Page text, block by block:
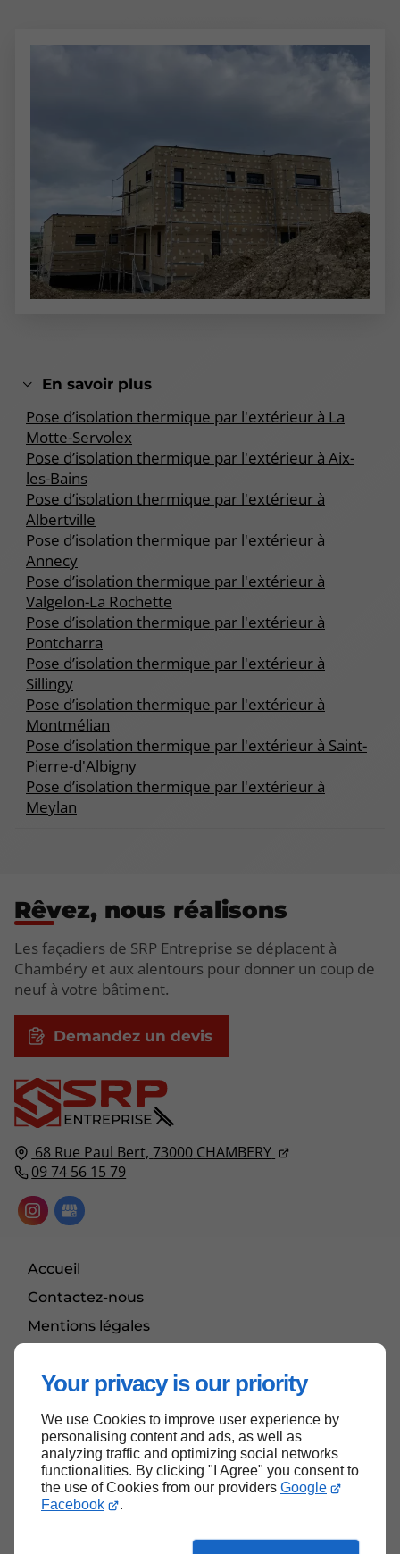
Your privacy is our priority
We use Cookies to improve user experience by
personalising content and ads, as well as
analyzing traffic and optimizing social networks
functionalities. By clicking "I Agree" you consent to
the use of Cookies from our providers Google
Facebook
.
En savoir plus
Pose d’isolation thermique par l'extérieur à La
Motte-Servolex
Pose d’isolation thermique par l'extérieur à Aix-
les-Bains
Pose d’isolation thermique par l'extérieur à
Albertville
Pose d’isolation thermique par l'extérieur à
Annecy
Pose d’isolation thermique par l'extérieur à
Valgelon-La Rochette
Pose d’isolation thermique par l'extérieur à
Pontcharra
Pose d’isolation thermique par l'extérieur à
Sillingy
Pose d’isolation thermique par l'extérieur à
Montmélian
Pose d’isolation thermique par l'extérieur à Saint-
Pierre-d'Albigny
Pose d’isolation thermique par l'extérieur à
Meylan
68 Rue Paul Bert, 73000 CHAMBERY
09 74 56 15 79
Accueil
Contactez-nous
Mentions légales
Rêvez, nous réalisons
Les façadiers de SRP Entreprise se déplacent à
Chambéry et aux alentours pour donner un coup de
neuf à votre bâtiment.
Demandez un devis
Haut de page